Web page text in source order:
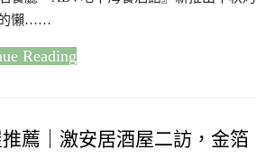
的懶……
Reading
薦｜激安居酒屋二訪，金箔